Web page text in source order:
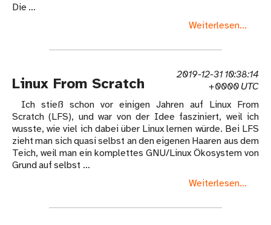
Die …
Weiterlesen...
Linux From Scratch
2019-12-31 10:38:14
+0000 UTC
Ich stieß schon vor einigen Jahren auf Linux From
Scratch (LFS), und war von der Idee fasziniert, weil ich
wusste, wie viel ich dabei über Linux lernen würde. Bei LFS
zieht man sich quasi selbst an den eigenen Haaren aus dem
Teich, weil man ein komplettes GNU/Linux Ökosystem von
Grund auf selbst …
Weiterlesen...